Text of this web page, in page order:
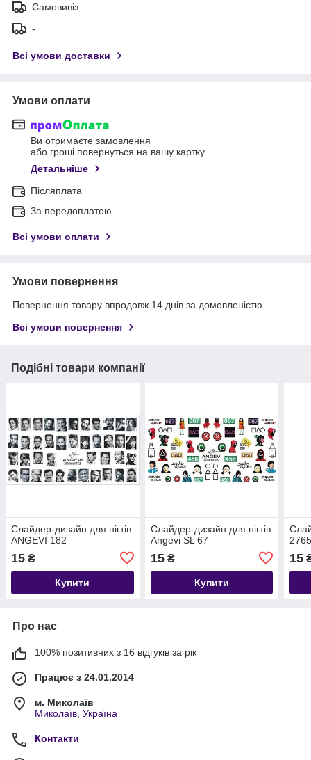
Самовивіз
-
Всі умови доставки
Умови оплати
Ви отримаєте замовлення
або гроші повернуться на вашу картку
Детальніше
Післяплата
За передоплатою
Всі умови оплати
Умови повернення
Повернення товару впродовж 14 днів за домовленістю
Всі умови повернення
Подібні товари компанії
Слайдер-дизайн для нігтів
ANGEVI 182
15 ₴
Купити
Слайдер-дизайн для нігтів
Angevi SL 67
15₴
Купити
15
Про нас
100% позитивних з 16 відгуків за рік
Працює з 24.01.2014
м. Миколаїв
Миколаїв, Україна
Контакти